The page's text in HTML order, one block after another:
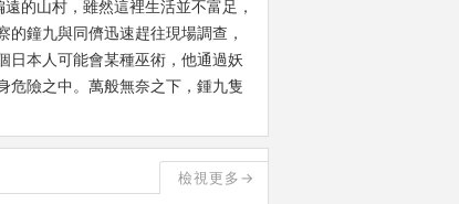
的山村，雖然這裡生活並不富足，
鐘九與同儕迅速趕往現場調查，
日本人可能會某種巫術，他通過妖
危險之中。萬般無奈之下，鍾九隻
檢視更多→